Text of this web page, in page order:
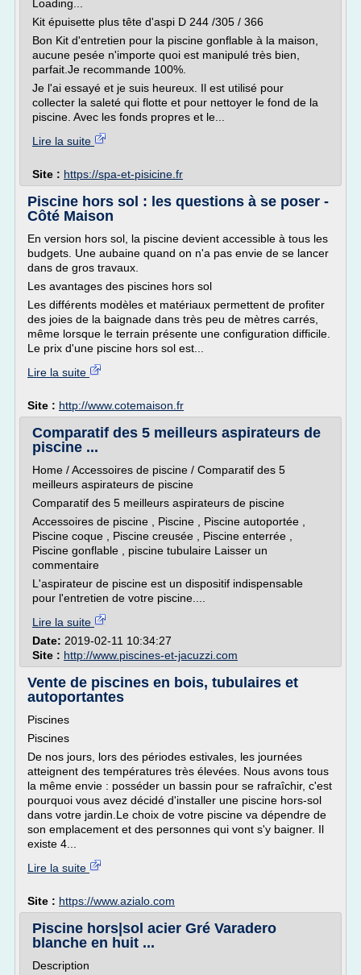
Loading...
Kit épuisette plus tête d'aspi D 244 /305 / 366
Bon Kit d'entretien pour la piscine gonflable à la maison,
aucune pesée n'importe quoi est manipulé très bien,
parfait.Je recommande 100%.
Je l'ai essayé et je suis heureux. Il est utilisé pour
collecter la saleté qui flotte et pour nettoyer le fond de la
piscine. Avec les fonds propres et le...
Lire la suite
Site : https://spa-et-pisicine.fr
Piscine hors sol : les questions à se poser -
Côté Maison
En version hors sol, la piscine devient accessible à tous les
budgets. Une aubaine quand on n'a pas envie de se lancer
dans de gros travaux.
Les avantages des piscines hors sol
Les différents modèles et matériaux permettent de profiter
des joies de la baignade dans très peu de mètres carrés,
même lorsque le terrain présente une configuration difficile.
Le prix d'une piscine hors sol est...
Lire la suite
Site : http://www.cotemaison.fr
Comparatif des 5 meilleurs aspirateurs de
piscine ...
Home / Accessoires de piscine / Comparatif des 5
meilleurs aspirateurs de piscine
Comparatif des 5 meilleurs aspirateurs de piscine
Accessoires de piscine , Piscine , Piscine autoportée ,
Piscine coque , Piscine creusée , Piscine enterrée ,
Piscine gonflable , piscine tubulaire Laisser un
commentaire
L'aspirateur de piscine est un dispositif indispensable
pour l'entretien de votre piscine....
Lire la suite
Date: 2019-02-11 10:34:27
Site : http://www.piscines-et-jacuzzi.com
Vente de piscines en bois, tubulaires et
autoportantes
Piscines
Piscines
De nos jours, lors des périodes estivales, les journées
atteignent des températures très élevées. Nous avons tous
la même envie : posséder un bassin pour se rafraîchir, c'est
pourquoi vous avez décidé d'installer une piscine hors-sol
dans votre jardin.Le choix de votre piscine va dépendre de
son emplacement et des personnes qui vont s'y baigner. Il
existe 4...
Lire la suite
Site : https://www.azialo.com
Piscine hors|sol acier Gré Varadero
blanche en huit ...
Description